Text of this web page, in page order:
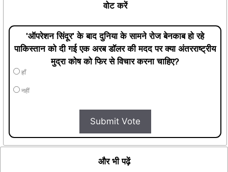
वोट करें
'ऑपरेशन सिंदूर' के बाद दुनिया के सामने रोज बेनकाब हो रहे
पाकिस्तान को दी गई एक अरब डॉलर की मदद पर क्या अंतरराष्ट्रीय
मुद्रा कोष को फिर से विचार करना चाहिए?
हाँ
नहीं
Submit Vote
और भी पढ़ें